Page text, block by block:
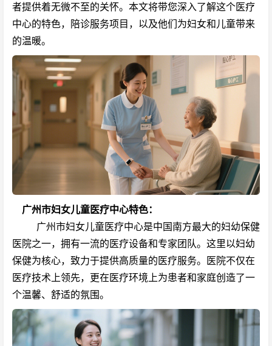
者提供着无微不至的关怀。本文将带您深入了解这个医疗
中心的特色，陪诊服务项目，以及他们为妇女和儿童带来
的温暖。
广州市妇女儿童医疗中心特色：
广州市妇女儿童医疗中心是中国南方最大的妇幼保健
医院之一，拥有一流的医疗设备和专家团队。这里以妇幼
保健为核心，致力于提供高质量的医疗服务。医院不仅在
医疗技术上领先，更在医疗环境上为患者和家庭创造了一
个温馨、舒适的氛围。